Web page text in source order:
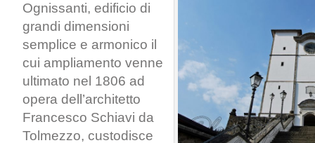
Ognissanti, edificio di
grandi dimensioni
semplice e armonico il
cui ampliamento venne
ultimato nel 1806 ad
opera dell’architetto
Francesco Schiavi da
Tolmezzo, custodisce